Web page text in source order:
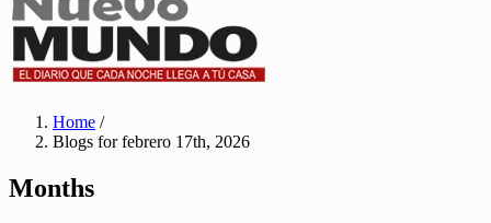
Home /
Blogs for febrero 17th, 2026
Months